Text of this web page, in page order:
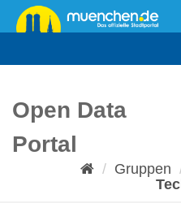
Überspringen
zum
Open Data
Portal
Gruppen